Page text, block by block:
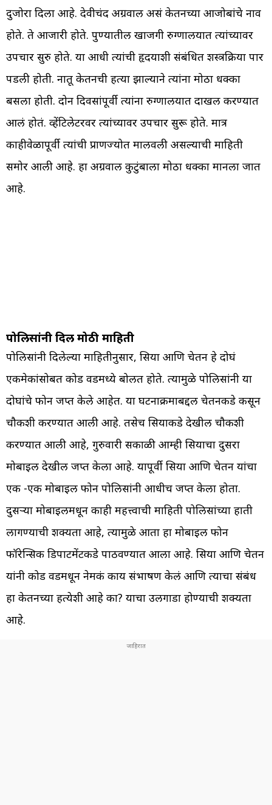
दुजोरा दिला आहे. देवीचंद अग्रवाल असं केतनच्या आजोबांचे नाव
होते. ते आजारी होते. पुण्यातील खाजगी रुग्णालयात त्यांच्यावर
उपचार सुरु होते. या आधी त्यांची हृदयाशी संबंधित शस्त्रक्रिया पार
पडली होती. नातू केतनची हत्या झाल्याने त्यांना मोठा धक्का
बसला होती. दोन दिवसांपूर्वी त्यांना रुग्णालयात दाखल करण्यात
आलं होतं. व्हेंटिलेटरवर त्यांच्यावर उपचार सुरू होते. मात्र
काहीवेळापूर्वी त्यांची प्राणज्योत मालवली असल्याची माहिती
समोर आली आहे. हा अग्रवाल कुटुंबाला मोठा धक्का मानला जात
आहे.
पोलिसांनी दिली मोठी माहिती
पोलिसांनी दिलेल्या माहितीनुसार, सिया आणि चेतन हे दोघं
एकमेकांसोबत कोड वर्डमध्ये बोलत होते. त्यामुळे पोलिसांनी या
दोघांचे फोन जप्त केले आहेत. या घटनाक्रमाबद्दल चेतनकडे कसून
चौकशी करण्यात आली आहे. तसेच सियाकडे देखील चौकशी
करण्यात आली आहे, गुरुवारी सकाळी आम्ही सियाचा दुसरा
मोबाईल देखील जप्त केला आहे. यापूर्वी सिया आणि चेतन यांचा
एक -एक मोबाईल फोन पोलिसांनी आधीच जप्त केला होता.
दुसऱ्या मोबाईलमधून काही महत्त्वाची माहिती पोलिसांच्या हाती
लागण्याची शक्यता आहे, त्यामुळे आता हा मोबाईल फोन
फॉरेन्सिक डिपार्टमेंटकडे पाठवण्यात आला आहे. सिया आणि चेतन
यांनी कोड वर्डमधून नेमकं काय संभाषण केलं आणि त्याचा संबंध
हा केतनच्या हत्येशी आहे का? याचा उलगाडा होण्याची शक्यता
आहे.